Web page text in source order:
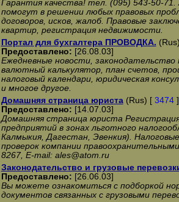
Гарантия качества! тел. (095) 543-50-
помогут в решении любых правовых
договоров, исков, жалоб. Правовые
квартир, регистрация недвижимости.
Портал для бухгалтера ПРОВОДКА.
Предоставлено: [26.08.03]
Ежедневные новости,
валютный калькулятор, план счетов,
налоговый календари, юридическая
и многое другое.
Домашняя страница юриста(Rus) [ 3474]
Предоставлено: [14.07.03]
Домашняя страница юриста
предприятий в зонах льготного
Калмыкия, Дагестан, Эвенкия).
проверок компании
8267, E-mail: ales@atom.ru
Законодательство и грузовые
Предоставлено: [26.06.03]
Вы можете ознакомиться с подборкой
документов связанных с грузовыми